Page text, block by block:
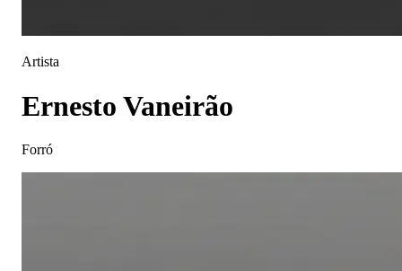
Artista
Ernesto Vaneirão
Forró